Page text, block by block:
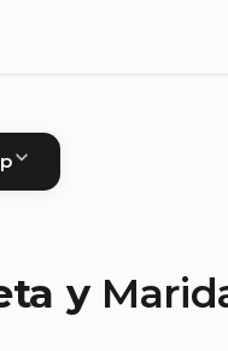
y